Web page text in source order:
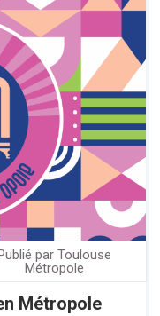
par Toulouse
Métropole
Métropole